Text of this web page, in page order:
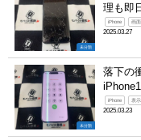
未分類
理も即
iPhone 画面
2025.03.27
未分類
落下の
iPhone 表示
2025.03.23